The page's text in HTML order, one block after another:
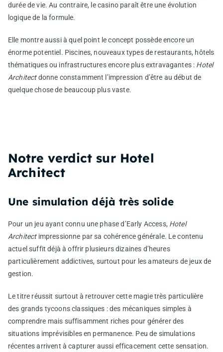
durée de vie. Au contraire, le casino paraît être une évolution
logique de la formule.
Elle montre aussi à quel point le concept possède encore un
énorme potentiel. Piscines, nouveaux types de restaurants, hôtels
thématiques ou infrastructures encore plus extravagantes : Hotel
Architectdonne constamment l’impression d’être au début de
quelque chose de beaucoup plus vaste.
Notre verdict sur Hotel
Architect
Une simulation déjà très solide
Pour un jeu ayant connu une phase d’Early Access, Hotel
Architectimpressionne par sa cohérence générale. Le contenu
actuel suffit déjà à offrir plusieurs dizaines d’heures
particulièrement addictives, surtout pour les amateurs de jeux de
gestion.
Le titre réussit surtout à retrouver cette magie très particulière
des grands tycoons classiques : des mécaniques simples à
comprendre mais suffisamment riches pour générer des
situations imprévisibles en permanence. Peu de simulations
récentes arrivent à capturer aussi efficacement cette sensation.